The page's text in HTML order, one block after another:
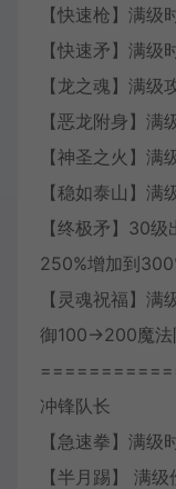
【快速枪】满
【快速矛】满
【龙之魂】满级
【恶龙附身】满
【神圣之火】
【稳如泰山】
【终极矛】30
250%增加到
【灵魂祝福】
御100→200魔
冲锋队长
【急速拳】满
【半月踢】 满